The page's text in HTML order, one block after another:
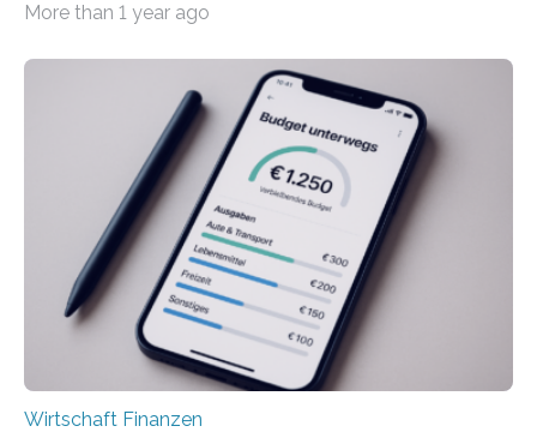
tarifgebundenen Betrieben ist der Anteil mit 72 Prozent
Unterkünfte fast überall deutlich teurer geworden. Für
viele Beschäftigte ist deshalb das zumeist im Juni oder
Juli ausgezahlte Urlaubsgeld ein wichtiger Faktor, um
sich den wohlverdienten Jahresurlaub leisten zu
können. Allerdings erhält mit 44 Prozent noch nicht
einmal die Hälfte aller Beschäftigten in der
Privatwirtschaft Urlaubsgeld. Zu diesem…
More than 1 year ago
Wirtschaft Finanzen